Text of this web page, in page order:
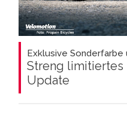
Exklusive Sonderfarbe
Streng limitiertes
Update